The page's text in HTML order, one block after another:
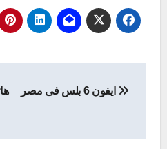
المقالات
ايفون 6 بلس فى مصر